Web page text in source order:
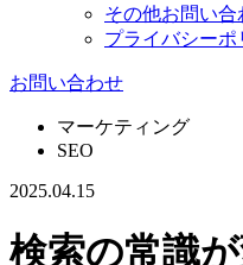
その他お問い合
プライバシーポ
お問い合わせ
マーケティング
SEO
2025.04.15
検索の常識